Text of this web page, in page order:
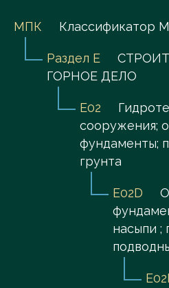
МПК Классификатор
Раздел E
ГОРНОЕ ДЕЛО
E02
сооружения;
фундаменты;
грунта
E02D
насыпи ;